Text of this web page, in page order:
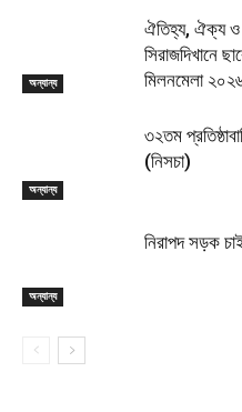
অন্যান্য
ঐতিহ্য, ঐক্য ও
সিরাজদিখানে
মিলনমেলা
অন্যান্য
৩২তম
(নিসচা)
অন্যান্য
নিরাপদ সড়ক